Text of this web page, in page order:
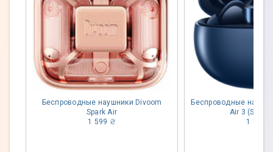
Беспроводные наушники Divoom
Spark Air
1 599 ₴
Беспроводные
Air 3 (Starry
1 899